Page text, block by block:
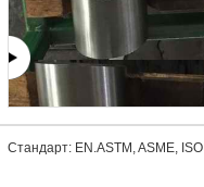
Стандарт: EN.ASTM, ASME, ISO